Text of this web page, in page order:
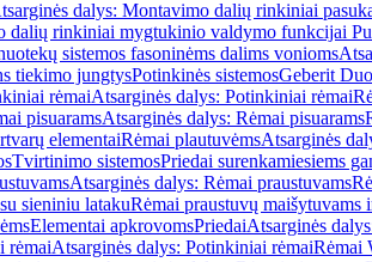
dalys: Montavimo dalių rinkiniai
dalių rinkiniai mygtukinio valdymo funkcijai
sistemos fasoninėms dalims vonioms
tiekimo jungtysPotinkinės sistemosGeberit
rėmaiAtsarginės dalys: Potinkiniai rėmai
pisuaramsAtsarginės dalys: Rėmai pisuarams
elementaiRėmai plautuvėmsAtsarginės
Tvirtinimo sistemosPriedai surenkamiesiems
Atsarginės dalys: Rėmai praustuvams
sieniniu latakuRėmai praustuvų maišytuvams
Elementai apkrovomsPriedaiAtsarginės
rėmaiAtsarginės dalys: Potinkiniai rėmaiRėmai